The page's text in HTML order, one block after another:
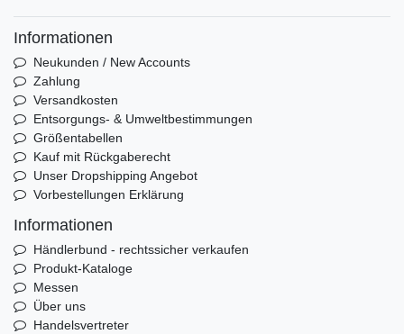
Informationen
Neukunden / New Accounts
Zahlung
Versandkosten
Entsorgungs- & Umweltbestimmungen
Größentabellen
Kauf mit Rückgaberecht
Unser Dropshipping Angebot
Vorbestellungen Erklärung
Informationen
Händlerbund - rechtssicher verkaufen
Produkt-Kataloge
Messen
Über uns
Handelsvertreter